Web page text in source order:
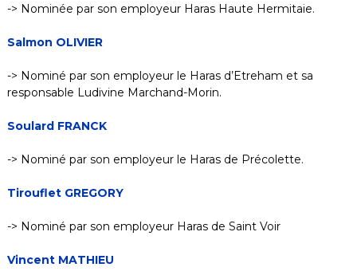
-> Nominée par son employeur Haras Haute Hermitaie.
Salmon OLIVIER
-> Nominé par son employeur le Haras d’Etreham et sa
responsable Ludivine Marchand-Morin.
Soulard FRANCK
-> Nominé par son employeur le Haras de Précolette.
Tirouflet GREGORY
-> Nominé par son employeur Haras de Saint Voir
Vincent MATHIEU